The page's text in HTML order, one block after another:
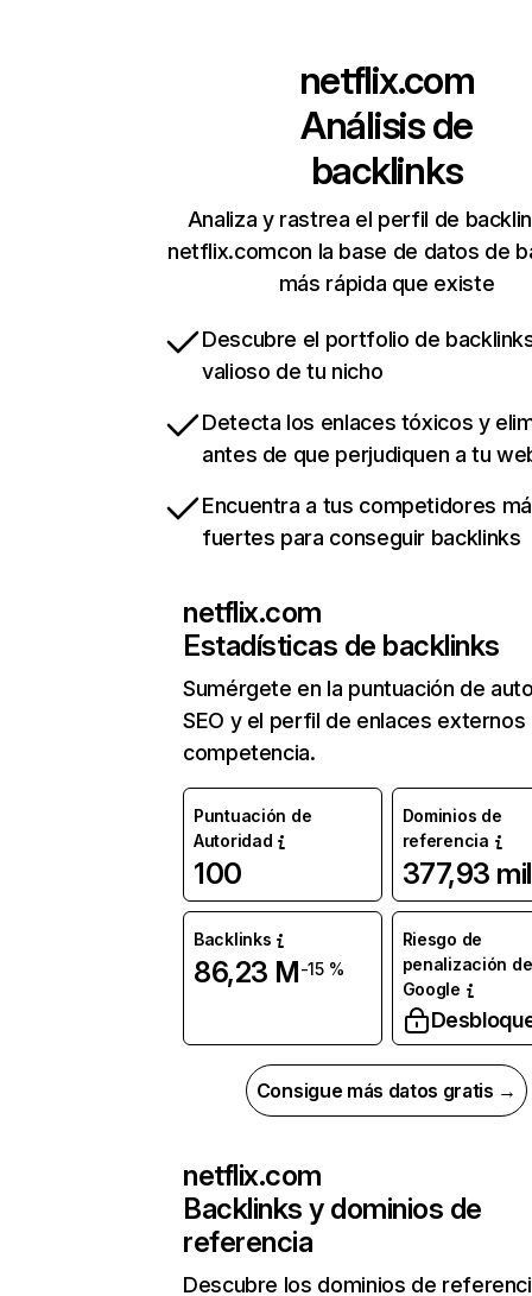
netflix.com
Análisis de
backlinks
Analiza y rastrea el perfil de
netflix.comcon la base de datos de
más rápida que existe
Descubre el portfolio de
valioso de tu nicho
Detecta los enlaces tóxicos y
antes de que perjudiquen a tu
Encuentra a tus competidores
fuertes para conseguir backlinks
netflix.com
Estadísticas de backlinks
Sumérgete en la puntuación de
SEO y el perfil de enlaces externos
competencia.
Puntuación de
Autoridad
100
Dominios de
referencia
377,93 mil
Backlinks
86,23 M-15 %
Riesgo de
penalización de
Google
Consigue más datos gratis →
netflix.com
Backlinks y dominios de
referencia
Descubre los dominios de